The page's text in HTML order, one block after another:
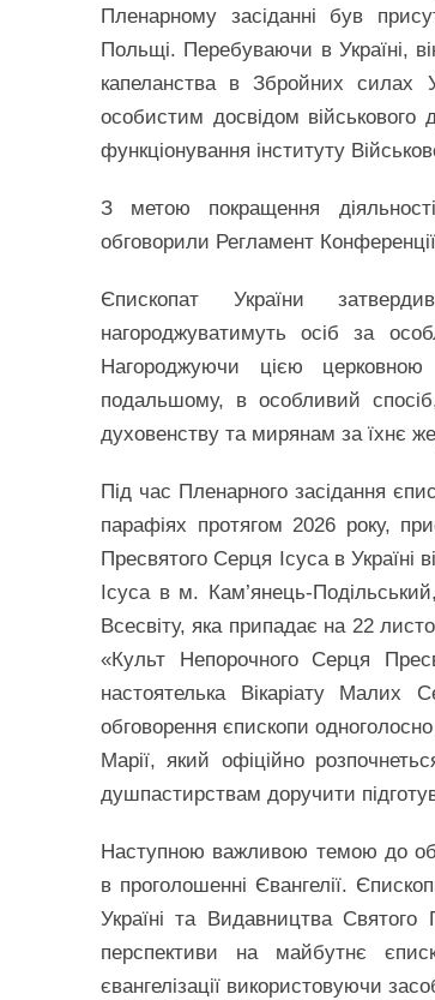
Пленарному засіданні був
Польщі. Перебуваючи в Україні,
капеланства в Збройних силах
особистим досвідом
функціонування інституту
З метою покращення
обговорили Регламент
Єпископат України
нагороджуватимуть осіб за
Нагороджуючи цією
подальшому, в особливий
духовенству та мирянам за їхнє
Під час Пленарного засідання
парафіях протягом 2026 року,
Пресвятого Серця Ісуса в Україні
Ісуса в м. Кам’янець-
Всесвіту, яка припадає на 22
«Культ Непорочного Серця
настоятелька Вікаріату Малих
обговорення єпископи
Марії, який офіційно
душпастирствам доручити
Наступною важливою темою до
в проголошенні Євангелії.
Україні та Видавництва
перспективи на майбутнє
євангелізації використовуючи